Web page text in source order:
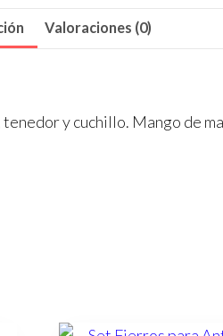
Valoraciones (0)
y cuchillo. Mango de